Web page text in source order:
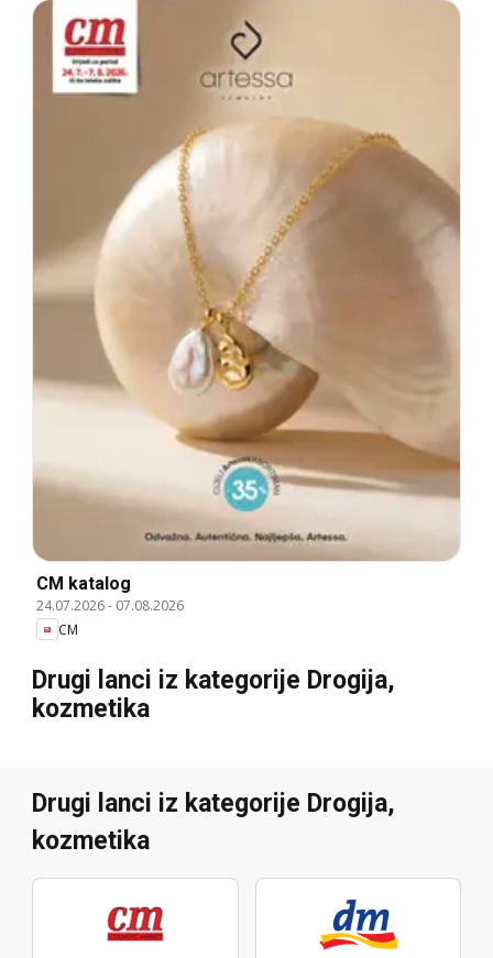
CM katalog
24.07.2026- 07.08.2026
CM
Drugi lanci iz kategorije Drogija,
kozmetika
Drugi lanci iz kategorije Drogija,
kozmetika